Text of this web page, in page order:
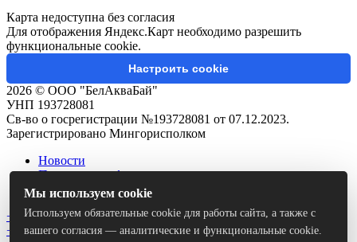
Карта недоступна без согласия
Для отображения Яндекс.Карт необходимо разрешить
функциональные cookie.
Настроить cookie
2026 © ООО "БелАкваБай"
УНП 193728081
Св-во о госрегистрации №193728081 от 07.12.2023.
Зарегистрировано Мингорисполком
Новости
Политика конфиденциальности
Контакты
+375 (44) 503-06-22
+375 (44) 765-10-33
Мы используем cookie
Используем обязательные cookie для работы сайта, а также с
вашего согласия — аналитические и функциональные cookie.